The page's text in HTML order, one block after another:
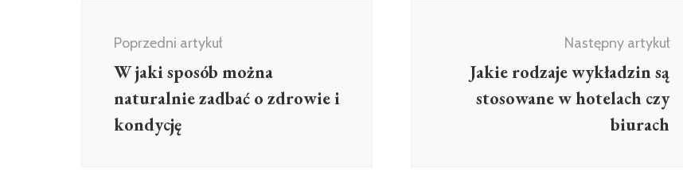
wpisuPoprzedni artykuł
W jaki sposób można
naturalnie zadbać o zdrowie i
kondycję
Następny artykuł
Jakie rodzaje wykładzin są
stosowane w hotelach czy
biurach